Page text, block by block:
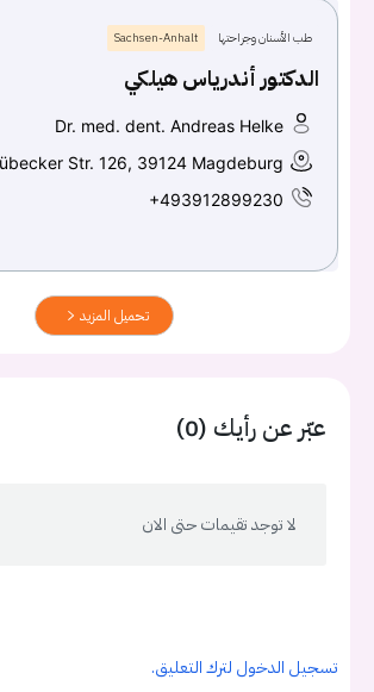
طب الأسنان وجراحتها Sachsen-Anhalt
الدكتور أندرياس هيلكي
Dr. med. dent. Andreas Helke
Str. 126, 39124 Magdeburg
+493912899230
تحميل المزيد
عبّر عن رأيك (0)
لا توجد تقيمات حتى الان
تسجيل الدخول لترك التعليق.